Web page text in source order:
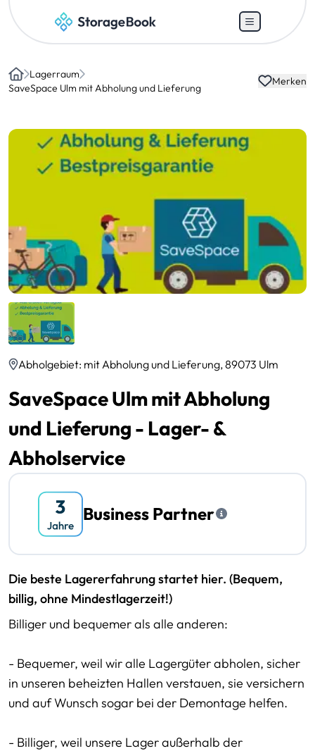
Home
Lagerraum
SaveSpace Ulm mit Abholung und Lieferung
Merken
Abholgebiet: mit Abholung und Lieferung, 89073 Ulm
SaveSpace Ulm mit Abholung
und Lieferung - Lager- &
Abholservice
Business Partner
Die beste Lagererfahrung startet hier. (Bequem,
billig, ohne Mindestlagerzeit!)
Billiger und bequemer als alle anderen:
- Bequemer, weil wir alle Lagergüter abholen, sicher
in unseren beheizten Hallen verstauen, sie versichern
und auf Wunsch sogar bei der Demontage helfen.
- Billiger, weil unsere Lager außerhalb der